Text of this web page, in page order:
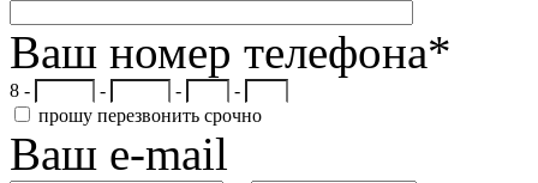
Ваш номер телефона*
8 - - -
-
прошу перезвонить срочно
Ваш e-mail